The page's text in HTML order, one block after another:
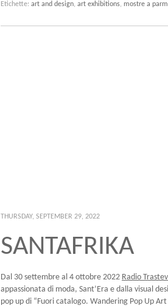
Etichette: art and design, art exhibitions, mostre a
THURSDAY, SEPTEMBER 29, 2022
SANTAFRIKA
Dal 30 settembre al 4 ottobre 2022 Radio
appassionata di moda, Sant’Era e dalla visual
pop up di “Fuori catalogo. Wandering Pop Up